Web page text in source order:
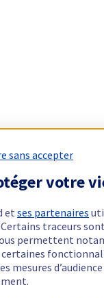
sans accepter
votre
etses partenaires
traceurs
permettent
mesures